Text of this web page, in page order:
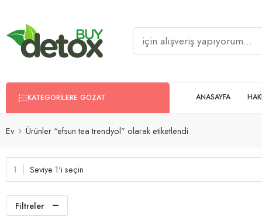
KATEGORILERE GÖZAT ANASAYFA
Ev Ürünler “efsun tea trendyol” olarak etiketlendi
Seviye 1'i seçin
Filtreler